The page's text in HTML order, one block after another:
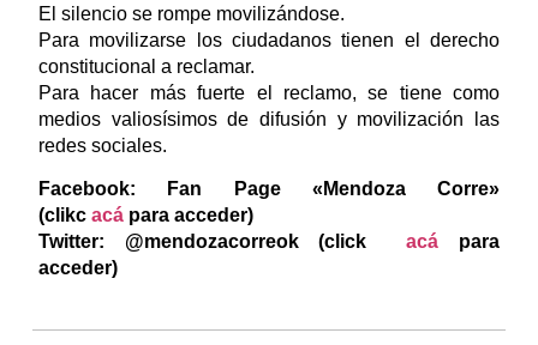
El silencio se rompe movilizándose.
Para movilizarse los ciudadanos tienen el derecho
constitucional a reclamar.
Para hacer más fuerte el reclamo, se tiene como
medios valiosísimos de difusión y movilización las
redes sociales.
Facebook: Fan Page «Mendoza Corre»
(clikc acápara acceder)
Twitter: @mendozacorreok (click
acá para
acceder)